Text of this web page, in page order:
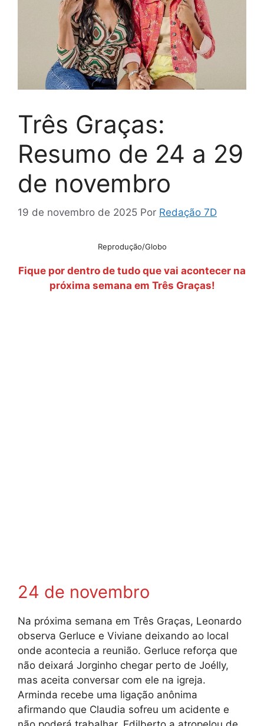
Três Graças:
Resumo de 24 a 29
de novembro
19 de novembro de 2025 Por Redação 7D
Reprodução/Globo
Fique por dentro de tudo que vai acontecer na
próxima semana em Três Graças!
24 de novembro
Na próxima semana em Três Graças, Leonardo
observa Gerluce e Viviane deixando ao local
onde acontecia a reunião. Gerluce reforça que
não deixará Jorginho chegar perto de Joélly,
mas aceita conversar com ele na igreja.
Arminda recebe uma ligação anônima
afirmando que Claudia sofreu um acidente e